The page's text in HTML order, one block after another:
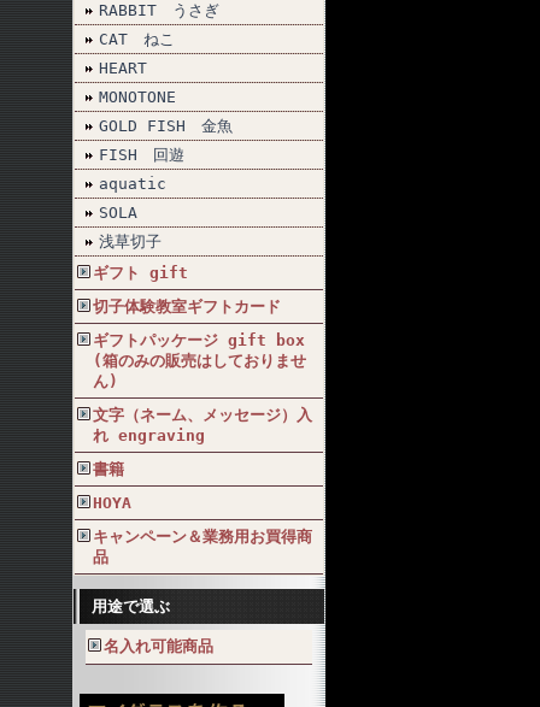
RABBIT うさぎ
CAT ねこ
HEART
MONOTONE
GOLD FISH 金魚
FISH 回遊
aquatic
SOLA
浅草切子
ギフト gift
切子体験教室ギフトカード
ギフトパッケージ gift box
(箱のみの販売はしておりませ
ん)
文字（ネーム、メッセージ）入
れ engraving
書籍
HOYA
キャンペーン＆業務用お買得商
品
用途で選ぶ
名入れ可能商品